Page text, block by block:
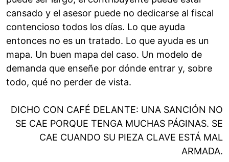
cansado y el asesor puede no dedicarse al fiscal
contencioso todos los días. Lo que ayuda
entonces no es un tratado. Lo que ayuda es un
mapa. Un buen mapa del caso. Un modelo de
demanda que enseñe por dónde entrar y, sobre
todo, qué no perder de vista.
DICHO CON CAFÉ DELANTE: UNA SANCIÓN NO
SE CAE PORQUE TENGA MUCHAS PÁGINAS. SE
CAE CUANDO SU PIEZA CLAVE ESTÁ MAL
ARMADA.